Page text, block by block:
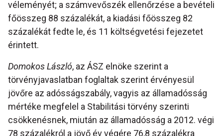
véleményét; a számvevőszék ellenőrzése a bevételi
főösszeg 88 százalékát, a kiadási főösszeg 82
százalékát fedte le, és 11 költségvetési fejezetet
érintett.
Domokos László, az ÁSZ elnöke szerint a
törvényjavaslatban foglaltak szerint érvényesül
jövőre az adósságszabály, vagyis az államadósság
mértéke megfelel a Stabilitási törvény szerinti
csökkenésnek, miután az államadósság a 2012. végi
78 százalékról a jövő év végére 76,8 százalékra